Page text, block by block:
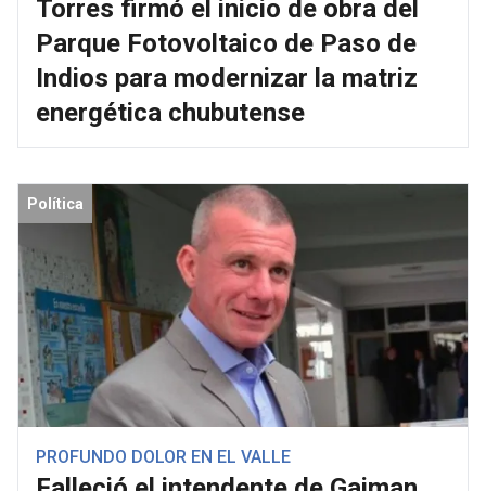
Torres firmó el inicio de obra del
Parque Fotovoltaico de Paso de
Indios para modernizar la matriz
energética chubutense
Política
PROFUNDO DOLOR EN EL VALLE